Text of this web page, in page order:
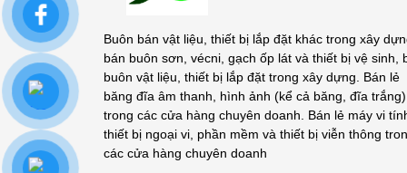
Buôn bán vật liệu, thiết bị lắp đặt khác trong xây
bán buôn sơn, vécni, gạch ốp lát và thiết bị vệ sinh,
buôn vật liệu, thiết bị lắp đặt trong xây dựng. Bán lẻ
băng đĩa âm thanh, hình ảnh (kể cả băng, đĩa trắng)
trong các cửa hàng chuyên doanh. Bán lẻ máy vi
thiết bị ngoại vi, phần mềm và thiết bị viễn thông
các cửa hàng chuyên doanh